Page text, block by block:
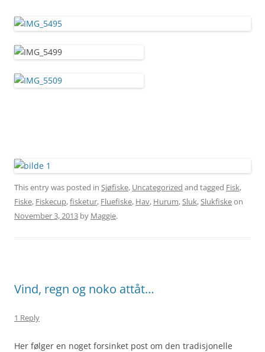
This entry was posted in Sjøfiske, Uncategorized and tagged Fisk,
Fiske, Fiskecup,fisketur, Fluefiske, Hav, Hurum, Sluk, Slukfiskeon
November 3, 2013 by Maggie.
Vind, regn og noko attåt…
1 Reply
Her følger en noget forsinket post om den tradisjonelle